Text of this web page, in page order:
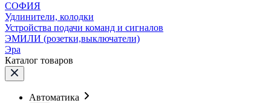
СОФИЯ
Удлинители, колодки
Устройства подачи команд и сигналов
ЭМИЛИ (розетки,выключатели)
Эра
Каталог товаров
Автоматика